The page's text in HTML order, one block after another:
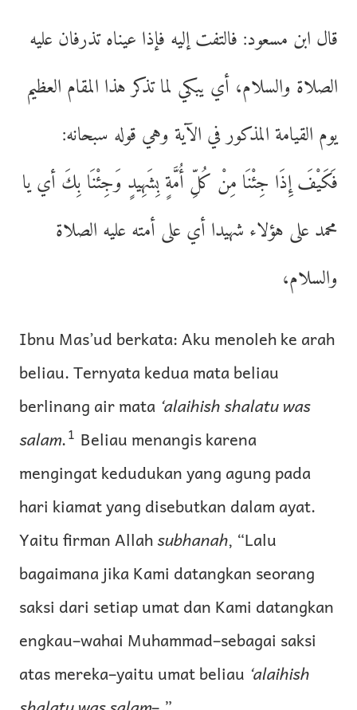
قال ابن مسعود: فالتفت إليه فإذا عيناه تذرفان عليه
الصلاة والسلام، أي يبكي لما تذكر هذا المقام العظيم
يوم القيامة المذكور في الآية وهي قوله سبحانه:
فَكَيْفَ إِذَا جِئْنَا مِنْ كُلِّ أُمَّةٍ بِشَهِيدٍ وَجِئْنَا بِكَ أي يا
محمد على هؤلاء شهيدا أي على أمته عليه الصلاة
والسلام،
Ibnu Mas’ud berkata: Aku menoleh ke arah
beliau. Ternyata kedua mata beliau
berlinang air mata ‘alaihish shalatu was
salam.1 Beliau menangis karena
mengingat kedudukan yang agung pada
hari kiamat yang disebutkan dalam ayat.
Yaitu firman Allahsubhanah, “Lalu
bagaimana jika Kami datangkan seorang
saksi dari setiap umat dan Kami datangkan
engkau–wahai Muhammad–sebagai saksi
atas mereka–yaitu umat beliau ‘alaihish